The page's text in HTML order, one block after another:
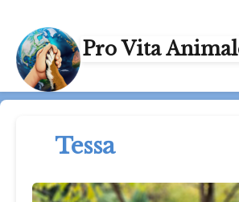
Pro Vita
Tessa